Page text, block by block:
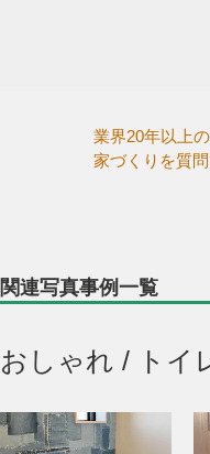
業界20年以上
家づくりを質
関連写真事例一覧
おしゃれ / トイ